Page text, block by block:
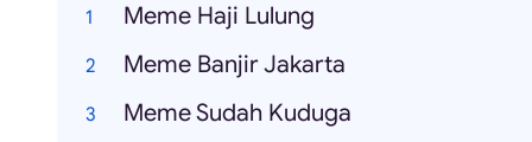
Meme Haji Lulung
Meme Banjir Jakarta
Meme Sudah Kuduga